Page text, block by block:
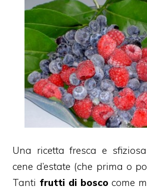
Una ricetta fresca e
cene d’estate (che prima o
Tanti frutti di bosco come